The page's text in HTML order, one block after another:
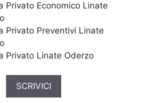
Privato Economico Linate
Privato Preventivi Linate
Privato Linate Oderzo
SCRIVICI